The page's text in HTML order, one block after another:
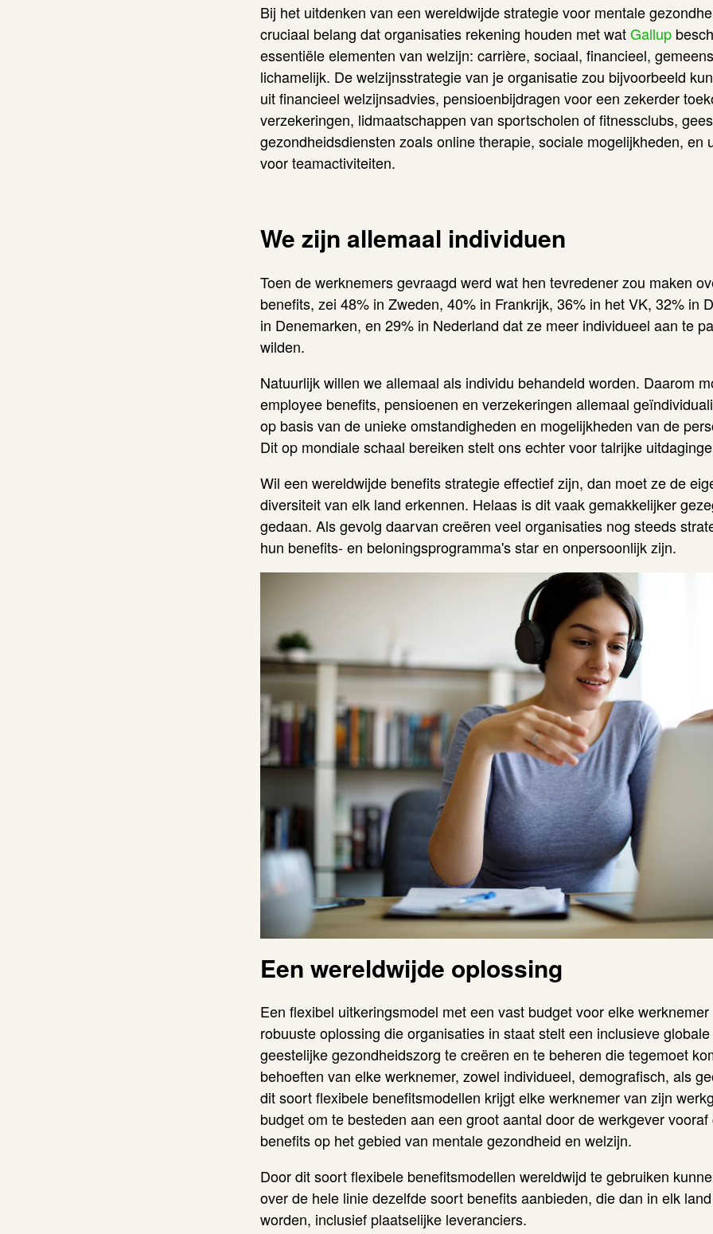
Bij het uitdenken van een wereldwijde strategie voor mentale
cruciaal belang dat organisaties rekening houden met watGallup
essentiële elementen van welzijn: carrière, sociaal, financieel,
lichamelijk. De welzijnsstrategie van je organisatie zou bijvoorbeeld
uit financieel welzijnsadvies, pensioenbijdragen voor een zekerder
verzekeringen, lidmaatschappen van sportscholen of fitnessclubs,
gezondheidsdiensten zoals online therapie, sociale mogelijkheden, en
voor teamactiviteiten.
We zijn allemaal individuen
Toen de werknemers gevraagd werd wat hen tevredener zou maken
benefits, zei 48% in Zweden, 40% in Frankrijk, 36% in het VK, 32% in
in Denemarken, en 29% in Nederland dat ze meer individueel aan te
wilden.
Natuurlijk willen we allemaal als individu behandeld worden. Daarom
employee benefits, pensioenen en verzekeringen allemaal
op basis van de unieke omstandigheden en mogelijkheden van de
Dit op mondiale schaal bereiken stelt ons echter voor talrijke
Wil een wereldwijde benefits strategie effectief zijn, dan moet ze de
diversiteit van elk land erkennen. Helaas is dit vaak gemakkelijker
gedaan. Als gevolg daarvan creëren veel organisaties nog steeds
hun benefits- en beloningsprogramma's star en onpersoonlijk zijn.
Een wereldwijde oplossing
Een flexibel uitkeringsmodel met een vast budget voor elke
robuuste oplossing die organisaties in staat stelt een inclusieve
geestelijke gezondheidszorg te creëren en te beheren die tegemoet
behoeften van elke werknemer, zowel individueel, demografisch, als
dit soort flexibele benefitsmodellen krijgt elke werknemer van zijn
budget om te besteden aan een groot aantal door de werkgever
benefits op het gebied van mentalegezondheid en welzijn.
Door dit soort flexibele benefitsmodellen wereldwijd te gebruiken
over de hele linie dezelfde soort benefits aanbieden, die dan in elk
worden, inclusief plaatselijke leveranciers.